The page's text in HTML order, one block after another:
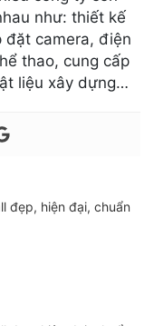
như: thiết kế
đặt camera, điện
thao, cung cấp
liệu xây dựng…
đẹp, hiện đại, chuẩn